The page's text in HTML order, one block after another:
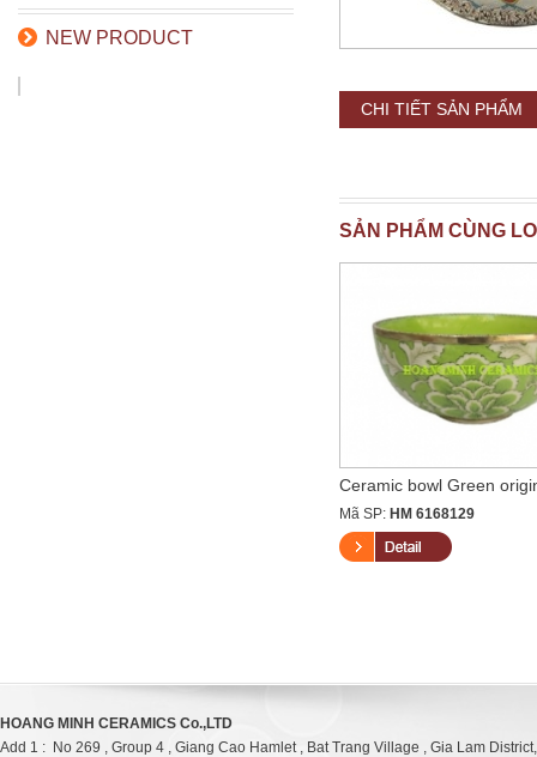
NEW PRODUCT
CHI TIẾT SẢN PHẨM
SẢN PHẨM CÙNG
Ceramic bowl Green
Mã SP: HM 6168129
HOANG MINH CERAMICS Co.,LTD
Add 1 : No 269 , Group 4 , Giang Cao Hamlet , Bat Trang Village , Gia Lam